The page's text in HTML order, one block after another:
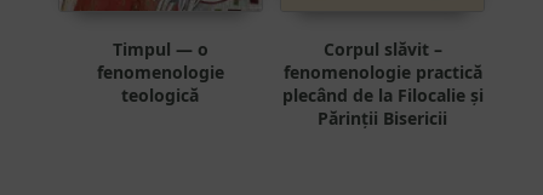
Timpul — o
fenomenologie
teologică
Corpul slăvit –
fenomenologie practică
plecând de la Filocalie și
Părinții Bisericii